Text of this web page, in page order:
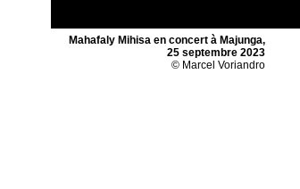
Mahafaly Mihisa en concert à Majunga,
25 septembre 2023
© Marcel Voriandro